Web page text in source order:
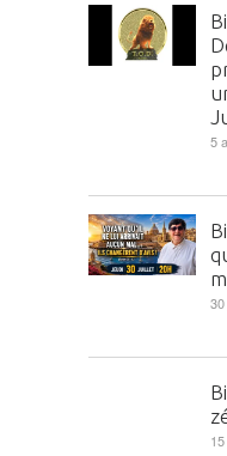
5